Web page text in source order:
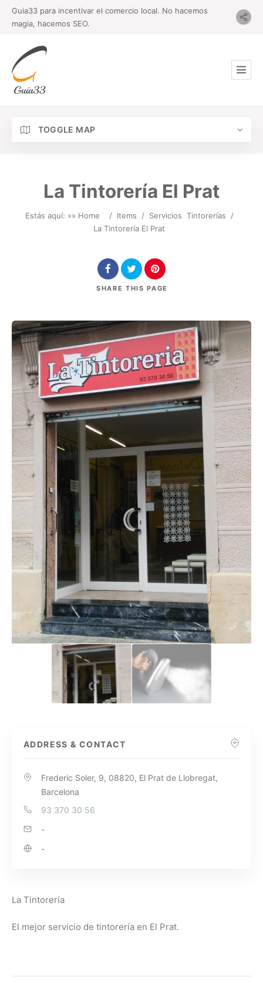
Guia33 para incentivar el comercio local. No hacemos
magia, hacemos SEO.
TOGGLE MAP
La Tintorería El Prat
Estás aquí: »» Home / Items / Servicios Tintorerías
/
La Tintorería El Prat
SHARE THIS PAGE
ADDRESS & CONTACT
Frederic Soler, 9, 08820, El Prat de Llobregat,
Barcelona
93 370 30 56
-
-
La Tintorería
El mejor servicio de tintorería en El Prat.